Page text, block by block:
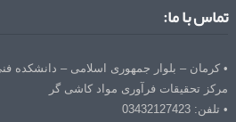
تماس با ما:
• کرمان – بلوار جمهوری اسلامی – دانشکده
مرکز تحقیقات فرآوری مواد کاشی گر
• تلفن: 03432127423